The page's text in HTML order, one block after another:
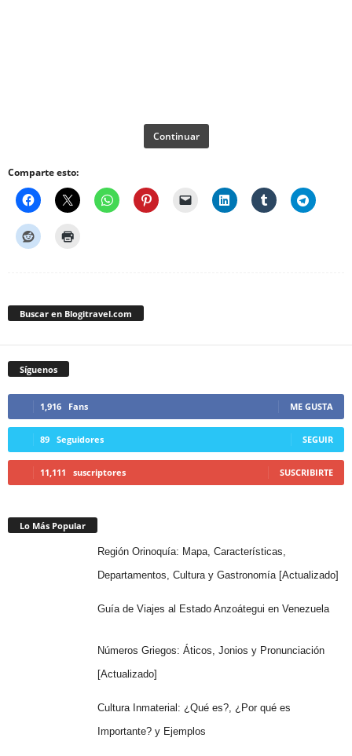
Continuar
Comparte esto:
Buscar en Blogitravel.com
Síguenos
1,916 Fans ME GUSTA
89 Seguidores SEGUIR
11,111 suscriptores SUSCRIBIRTE
Lo Más Popular
Región Orinoquía: Mapa, Características,
Departamentos, Cultura y Gastronomía [Actualizado]
Guía de Viajes al Estado Anzoátegui en Venezuela
Números Griegos: Áticos, Jonios y Pronunciación
[Actualizado]
Cultura Inmaterial: ¿Qué es?, ¿Por qué es
Importante? y Ejemplos